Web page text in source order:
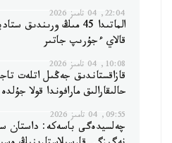
22:04, 04 تامىز 2026
الماتىدا 45 مىڭ
قالاي ءجۇرىپ جاتىر
10:08, 04 تامىز 2026
قازاقستاندىق جەڭىل اتلەت
حالىقارالىق مارافوندا قولا
09:55, 04 تامىز 2026
چەلسيدەگى باسەكە: داستان